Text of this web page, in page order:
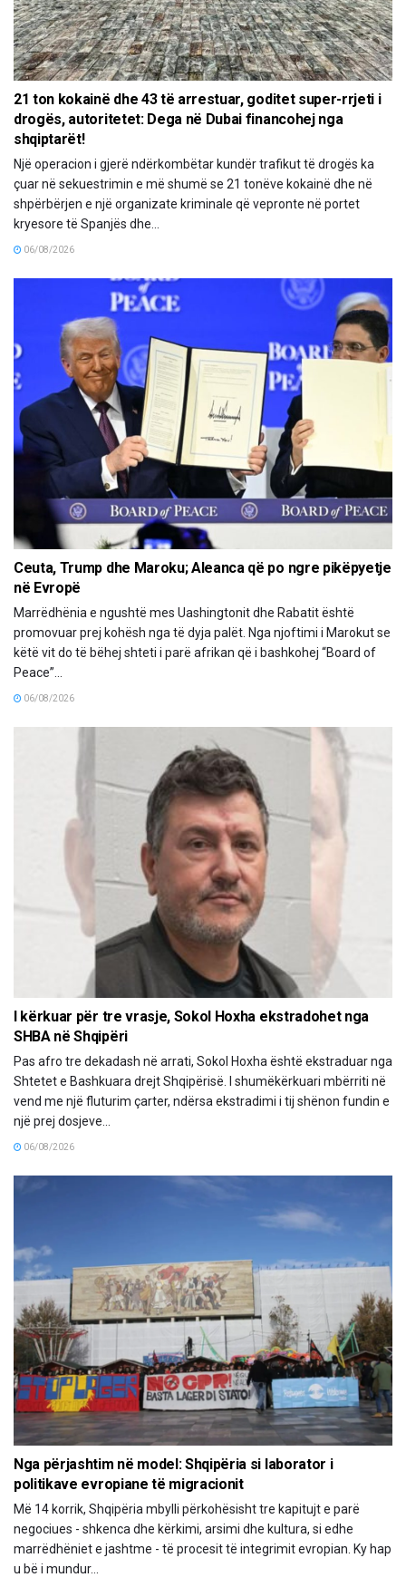
21 ton kokainë dhe 43 të arrestuar, goditet super-rrjeti i
drogës, autoritetet: Dega në Dubai financohej nga
shqiptarët!
Një operacion i gjerë ndërkombëtar kundër trafikut të drogës ka
çuar në sekuestrimin e më shumë se 21 tonëve kokainë dhe në
shpërbërjen e një organizate kriminale që vepronte në portet
kryesore të Spanjës dhe...
06/08/2026
Ceuta, Trump dhe Maroku; Aleanca që po ngre pikëpyetje
në Evropë
Marrëdhënia e ngushtë mes Uashingtonit dhe Rabatit është
promovuar prej kohësh nga të dyja palët. Nga njoftimi i Marokut se
këtë vit do të bëhej shteti i parë afrikan që i bashkohej “Board of
Peace”...
06/08/2026
I kërkuar për tre vrasje, Sokol Hoxha ekstradohet nga
SHBA në Shqipëri
Pas afro tre dekadash në arrati, Sokol Hoxha është ekstraduar nga
Shtetet e Bashkuara drejt Shqipërisë. I shumëkërkuari mbërriti në
vend me një fluturim çarter, ndërsa ekstradimi i tij shënon fundin e
një prej dosjeve...
06/08/2026
Nga përjashtim në model: Shqipëria si laborator i
politikave evropiane të migracionit
Më 14 korrik, Shqipëria mbylli përkohësisht tre kapitujt e parë
negociues - shkenca dhe kërkimi, arsimi dhe kultura, si edhe
marrëdhëniet e jashtme - të procesit të integrimit evropian. Ky hap
u bë i mundur...